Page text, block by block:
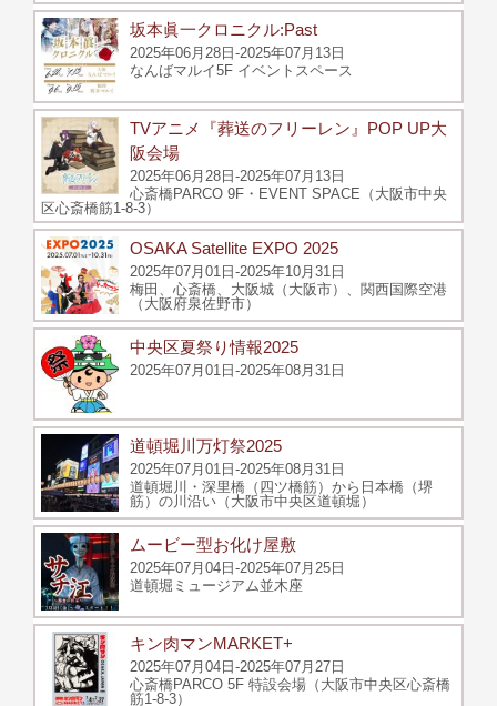
坂本眞一クロニクル:Past
2025年06月28日-2025年07月13日
なんばマルイ5F イベントスペース
TVアニメ『葬送のフリーレン』POP UP大
阪会場
2025年06月28日-2025年07月13日
心斎橋PARCO 9F・EVENT SPACE（大阪市中央
区心斎橋筋1-8-3）
OSAKA Satellite EXPO 2025
2025年07月01日-2025年10月31日
梅⽥、⼼斎橋、⼤阪城（大阪市）、関西国際空港
（大阪府泉佐野市）
中央区夏祭り情報2025
2025年07月01日-2025年08月31日
道頓堀川万灯祭2025
2025年07月01日-2025年08月31日
道頓堀川・深里橋（四ツ橋筋）から日本橋（堺
筋）の川沿い（大阪市中央区道頓堀）
ムービー型お化け屋敷
2025年07月04日-2025年07月25日
道頓堀ミュージアム並木座
キン肉マンMARKET+
2025年07月04日-2025年07月27日
心斎橋PARCO 5F 特設会場（大阪市中央区心斎橋
筋1-8-3）